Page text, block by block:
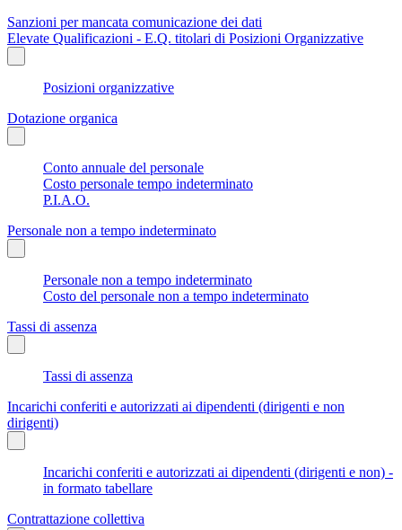
Sanzioni per mancata comunicazione dei dati
Elevate Qualificazioni - E.Q. titolari di Posizioni Organizzative
Posizioni organizzative
Dotazione organica
Conto annuale del personale
Costo personale tempo indeterminato
P.I.A.O.
Personale non a tempo indeterminato
Personale non a tempo indeterminato
Costo del personale non a tempo indeterminato
Tassi di assenza
Tassi di assenza
Incarichi conferiti e autorizzati ai dipendenti (dirigenti e non
dirigenti)
Incarichi conferiti e autorizzati ai dipendenti (dirigenti e non) -
in formato tabellare
Contrattazione collettiva